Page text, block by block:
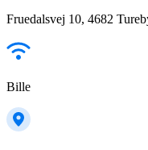
Fruedalsvej 10, 4682
Bille